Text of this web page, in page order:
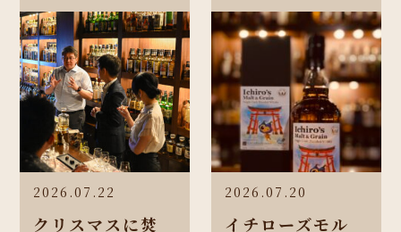
2026.07.22
クリスマスに焚
2026.07.20
イチローズモル